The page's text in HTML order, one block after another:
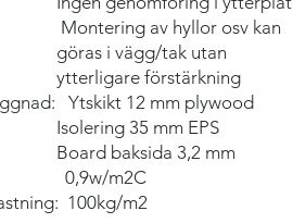
Montering av hyllor osv kan
i vägg/tak utan
förstärkning
Ytskikt 12 mm plywood
35 mm EPS
baksida 3,2 mm
0,9w/m2C
100kg/m2